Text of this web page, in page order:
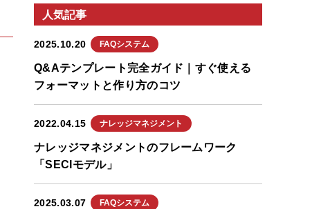
人気記事
2025.10.20 FAQシステム
Q&Aテンプレート完全ガイド｜すぐ使える
フォーマットと作り方のコツ
2022.04.15 ナレッジマネジメント
ナレッジマネジメントのフレームワーク
「SECIモデル」
2025.03.07 FAQシステム